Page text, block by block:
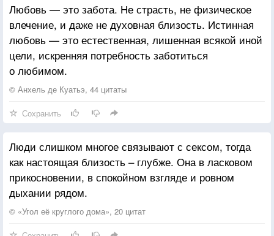
Любовь — это забота. Не страсть, не физическое
влечение, и даже не духовная близость. Истинная
любовь — это естественная, лишенная всякой иной
цели, искренняя потребность заботиться
о любимом.
© Анхель де Куатьэ, 44 цитаты
Сохранить
Люди слишком многое связывают с сексом, тогда
как настоящая близость – глубже. Она в ласковом
прикосновении, в спокойном взгляде и ровном
дыхании рядом.
© «Угол её круглого дома», 20 цитат